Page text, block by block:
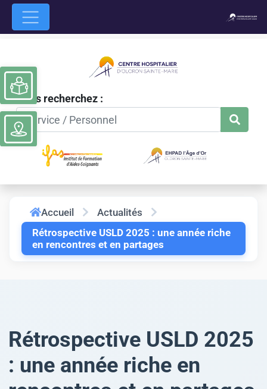
Vous recherchez :
Ouvrir la barre d’outils
Accueil
Actualités
Rétrospective USLD 2025 : une année riche
en rencontres et en partages
Rétrospective USLD 2025
: une année riche en